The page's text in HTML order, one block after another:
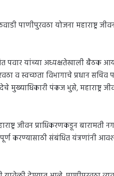
पाणीपुरवठा योजना महाराष्ट्र
पवार यांच्या अध्यक्षतेखाली बैठक
व स्वच्छता विभागाचे प्रधान सचिव
मुख्याधिकारी पंकज भुसे, महाराष्ट्र
जीवन प्राधिकरणकडून बारामती
करण्यासाठी संबंधित यंत्रणांनी